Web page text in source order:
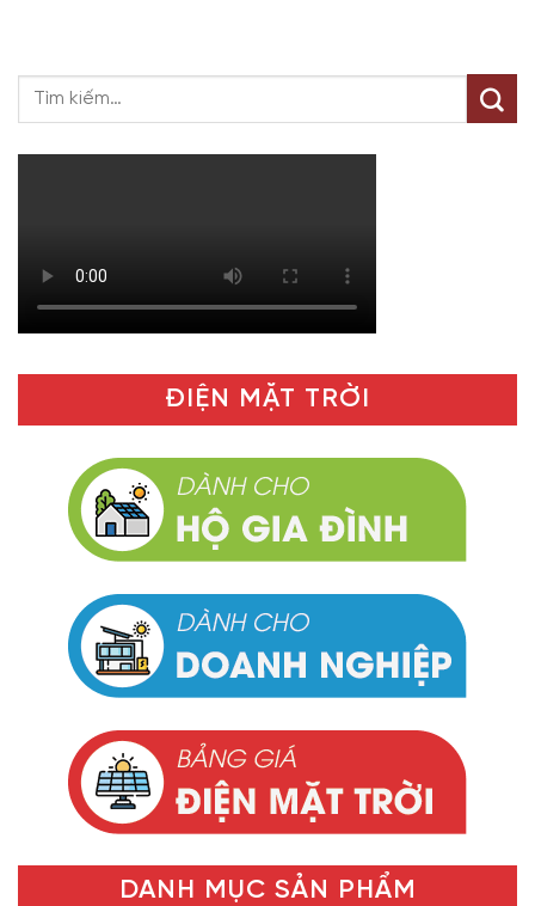
ĐIỆN MẶT TRỜI
DANH MỤC SẢN PHẨM